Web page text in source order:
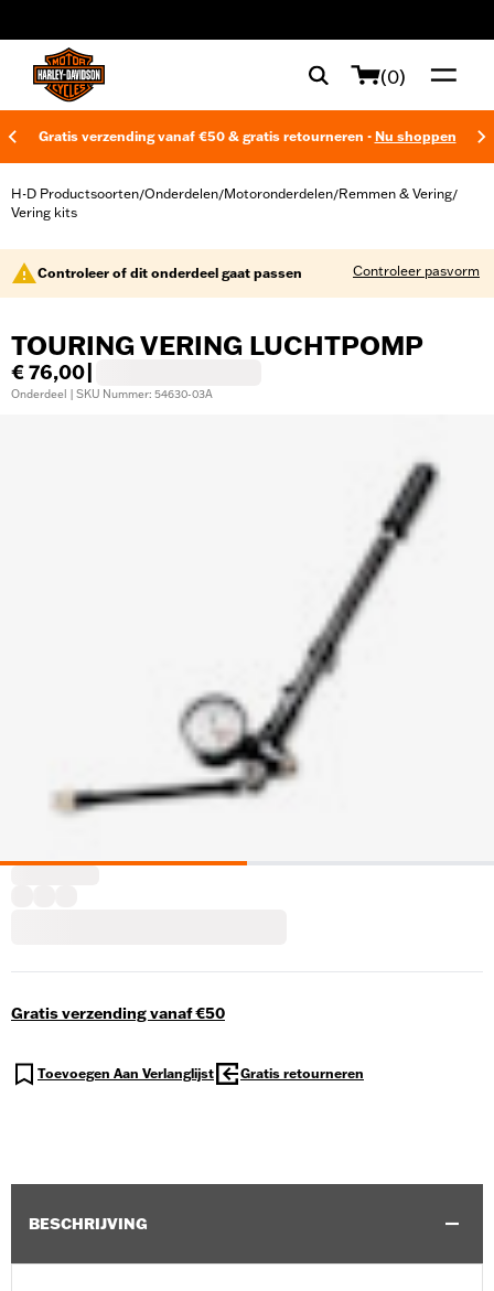
(0)
Gratis verzending vanaf €50 & gratis retourneren - Nu shoppen
H-D Productsoorten/Onderdelen/Motoronderdelen/Remmen & Vering/
Vering kits
Controleer of dit onderdeel gaat passen Controleer pasvorm
TOURING VERING LUCHTPOMP
€ 76,00
Onderdeel | SKU Nummer: 54630-03A
Gratis verzending vanaf €50
Toevoegen Aan Verlanglijst Gratis retourneren
BESCHRIJVING